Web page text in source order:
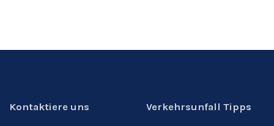
Kontaktiere uns Verkehrsunfall Tipps